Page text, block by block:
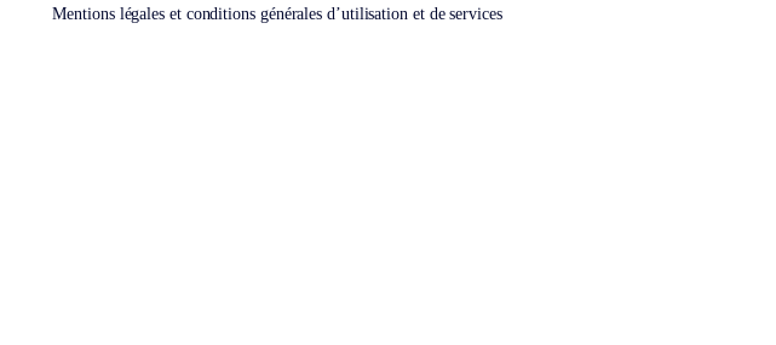
Mentions légales et conditions générales d’utilisation et de services